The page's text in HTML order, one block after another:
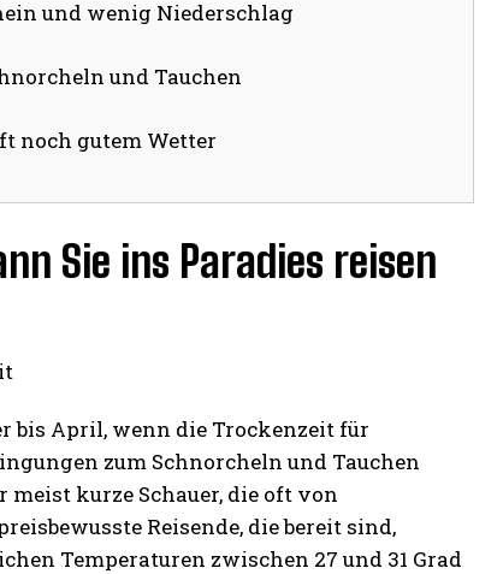
und wenig Niederschlag
und Tauchen
noch gutem Wetter
Sie ins Paradies reisen
bis April, wenn die Trockenzeit für
zum Schnorcheln und Tauchen
meist kurze Schauer, die oft von
Reisende, die bereit sind,
Temperaturen zwischen 27 und 31 Grad